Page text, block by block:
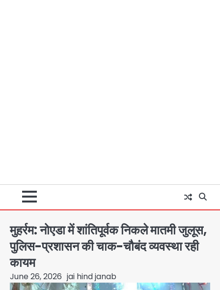
मुहर्रम: नोएडा में शांतिपूर्वक निकले मातमी जुलूस,
पुलिस-प्रशासन की चाक-चौबंद व्यवस्था रही
कायम
June 26, 2026 jai hind janab